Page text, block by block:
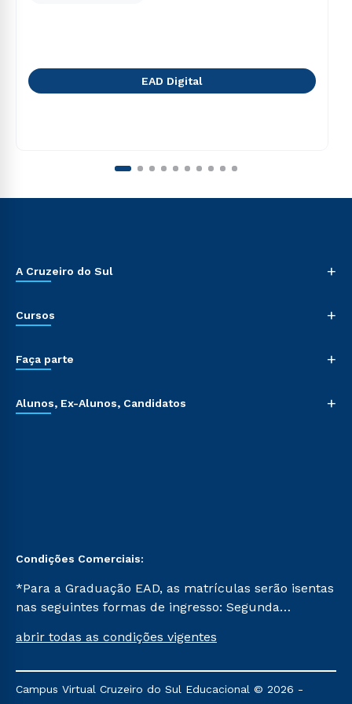
EAD Digital
A Cruzeiro do Sul +
Cursos +
Faça parte +
Alunos, Ex-Alunos, Candidatos +
Condições Comerciais:
*Para a Graduação EAD, as matrículas serão isentas
nas seguintes formas de ingresso: Segunda
Já para as demais, a taxa de matrícula será de R$
mencionadas são referentes aos cursos: Ensino
abrir todas as condições vigentes
Campus Virtual Cruzeiro do Sul Educacional © 2026 -